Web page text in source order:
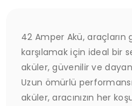
42 Amper Akü, araçların
karşılamak için ideal bir
aküler, güvenilir ve
Uzun ömürlü
aküler, aracınızın her